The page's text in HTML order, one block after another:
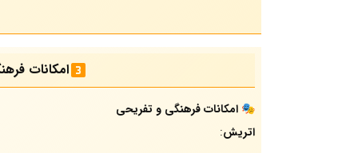
امکانات
🎭 امکانات فرهنگی و تفریحی
اتریش: